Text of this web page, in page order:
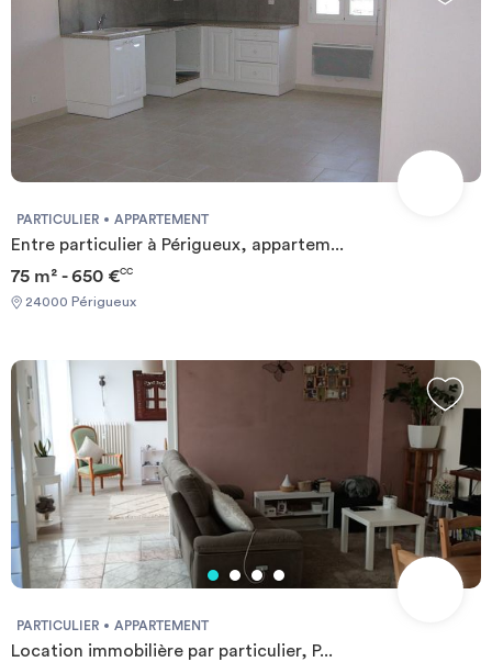
PARTICULIER APPARTEMENT
Entre particulier à Périgueux, appartem...
75 m² - 650 €CC
24000 Périgueux
PARTICULIER APPARTEMENT
Location immobilière par particulier, P...